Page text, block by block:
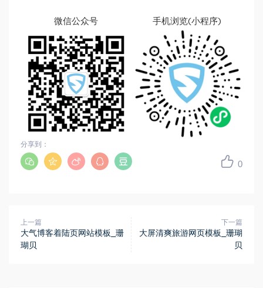
微信公众号 手机浏览(小程序)
0
分享到：
上一篇
大气博客着陆页网站模板_珊
瑚贝
下一篇
大屏清爽旅游网页模板_珊瑚
贝